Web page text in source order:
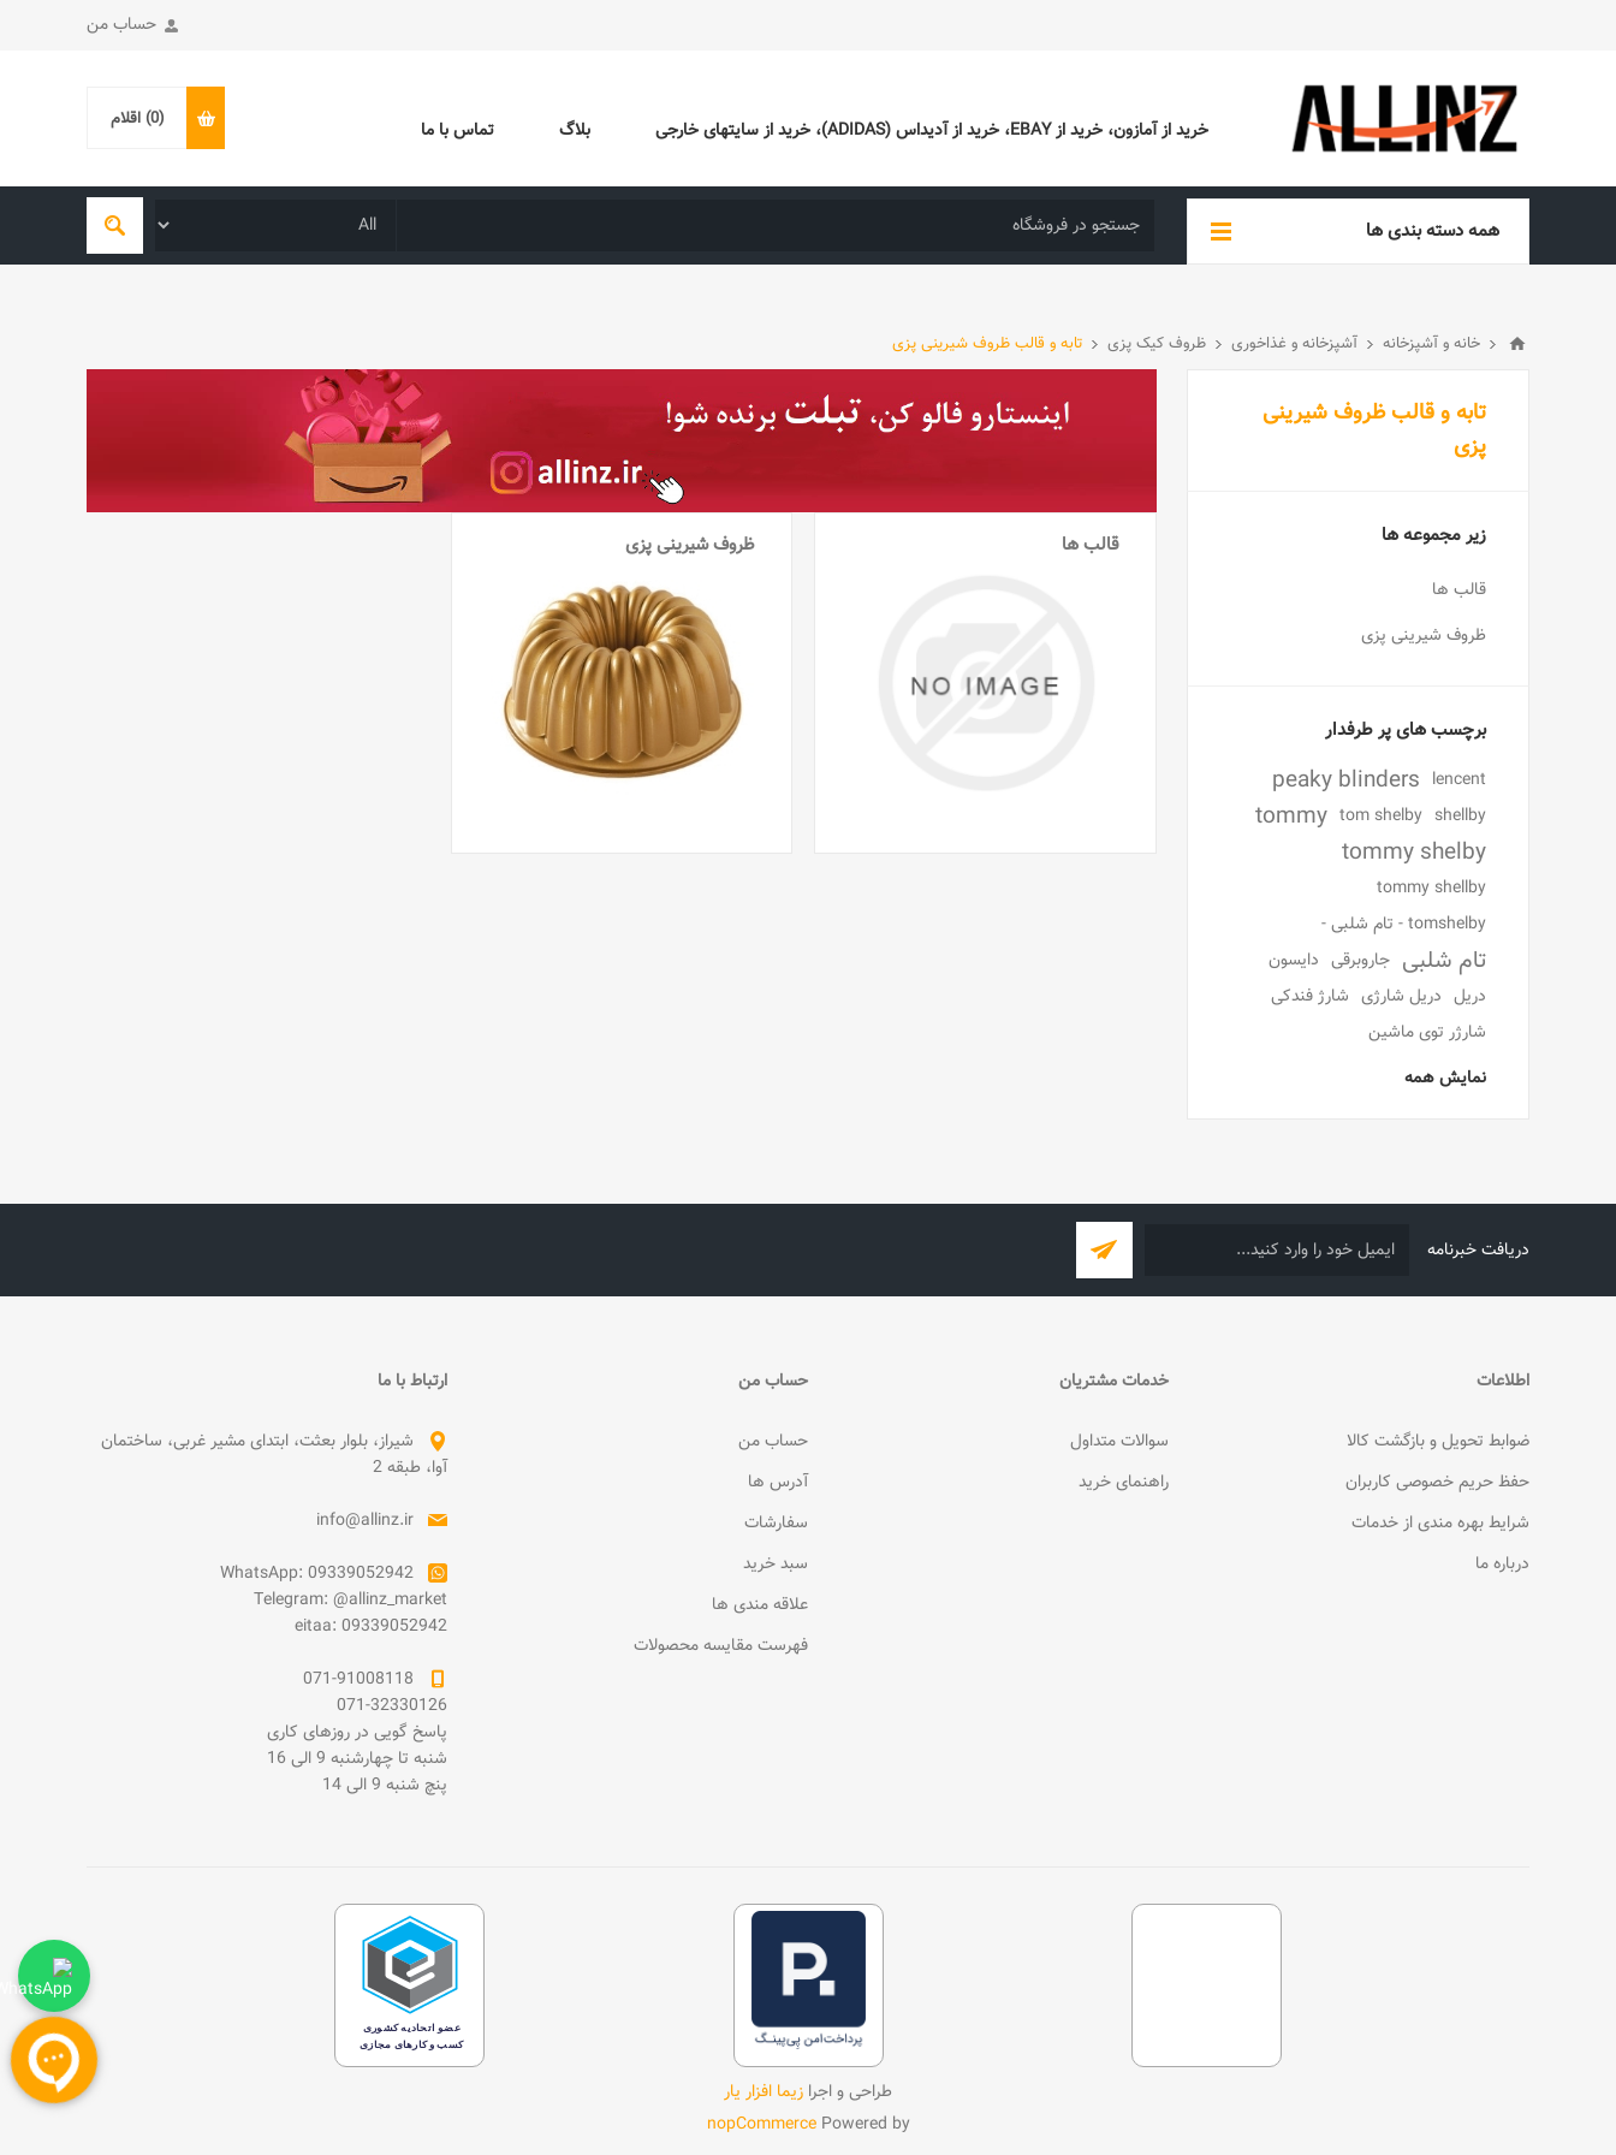
حساب من
خرید از آمازون، خرید از EBAY، خرید از آدیداس (ADIDAS)، خرید از سایتهای خارجی بلاگ تماس با ما (0) اقلام
همه دسته بندی ها
خانه و آشپزخانه آشپزخانه و غذاخوری ظروف کیک پزی تابه و قالب ظروف شیرینی پزی
قالب ها ظروف شیرینی پزی
تابه و قالب ظروف شیرینی
پزی
زیر مجموعه ها
قالب ها
ظروف شیرینی پزی
برچسب های پر طرفدار
lencent
peaky blinders
shellby
tom shelby
tommy
tommy shelby
tommy shellby
tomshelby - تام شلبی -
تام شلبی جاروبرقی دایسون
دریل دریل شارژی شارژ فندکی
شارژر توی ماشین
نمایش همه
دریافت خبرنامه
اطلاعات
ضوابط تحویل و بازگشت کالا
حفظ حریم خصوصی کاربران
شرایط بهره مندی از خدمات
درباره ما
خدمات مشتریان
سوالات متداول
راهنمای خرید
حساب من
حساب من
آدرس ها
سفارشات
سبد خرید
علاقه مندی ها
فهرست مقایسه محصولات
ارتباط با ما
شیراز، بلوار بعثت، ابتدای مشیر غربی، ساختمان
آوا، طبقه 2
info@allinz.ir
WhatsApp: 09339052942
Telegram: @allinz_market
eitaa: 09339052942
071-91008118
071-32330126
پاسخ گویی در روزهای کاری
شنبه تا چهارشنبه 9 الی 16
پنچ شنبه 9 الی 14
طراحی و اجرا زیما افزار یار
Powered by
nopCommerce